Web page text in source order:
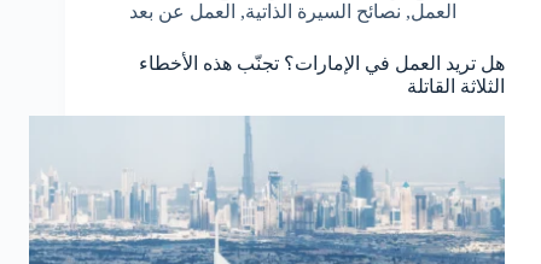
العمل, نصائح السيرة الذاتية, العمل عن بعد
هل تريد العمل في الإمارات؟ تجنّب هذه الأخطاء
الثلاثة القاتلة